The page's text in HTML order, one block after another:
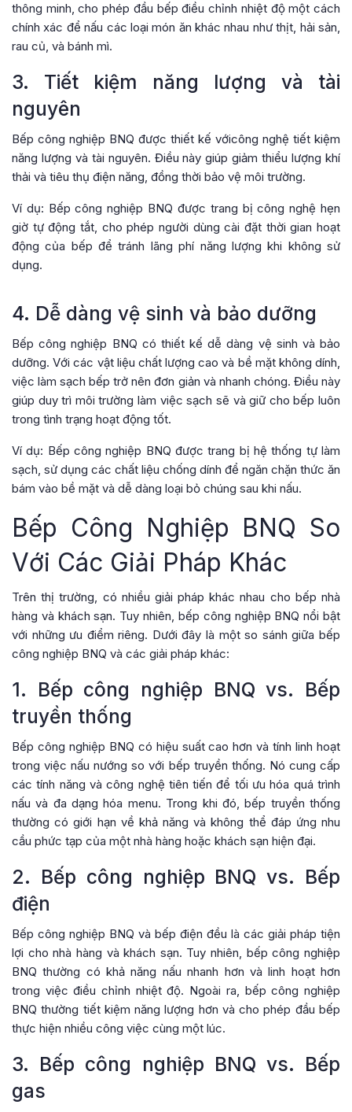
thông minh, cho phép đầu bếp điều chỉnh nhiệt độ một cách
chính xác để nấu các loại món ăn khác nhau như thịt, hải sản,
rau củ, và bánh mì.
3. Tiết kiệm năng lượng và tài
nguyên
Bếp công nghiệp BNQ được thiết kế vớicông nghệ tiết kiệm
năng lượng và tài nguyên. Điều này giúp giảm thiểu lượng khí
thải và tiêu thụ điện năng, đồng thời bảo vệ môi trường.
Ví dụ: Bếp công nghiệp BNQ được trang bị công nghệ hẹn
giờ tự động tắt, cho phép người dùng cài đặt thời gian hoạt
động của bếp để tránh lãng phí năng lượng khi không sử
dụng.
4. Dễ dàng vệ sinh và bảo dưỡng
Bếp công nghiệp BNQ có thiết kế dễ dàng vệ sinh và bảo
dưỡng. Với các vật liệu chất lượng cao và bề mặt không dính,
việc làm sạch bếp trở nên đơn giản và nhanh chóng. Điều này
giúp duy trì môi trường làm việc sạch sẽ và giữ cho bếp luôn
trong tình trạng hoạt động tốt.
Ví dụ: Bếp công nghiệp BNQ được trang bị hệ thống tự làm
sạch, sử dụng các chất liệu chống dính để ngăn chặn thức ăn
bám vào bề mặt và dễ dàng loại bỏ chúng sau khi nấu.
Bếp Công Nghiệp BNQ So
Với Các Giải Pháp Khác
Trên thị trường, có nhiều giải pháp khác nhau cho bếp nhà
hàng và khách sạn. Tuy nhiên, bếp công nghiệp BNQ nổi bật
với những ưu điểm riêng. Dưới đây là một so sánh giữa bếp
công nghiệp BNQ và các giải pháp khác:
1. Bếp công nghiệp BNQ vs. Bếp
truyền thống
Bếp công nghiệp BNQ có hiệu suất cao hơn và tính linh hoạt
trong việc nấu nướng so với bếp truyền thống. Nó cung cấp
các tính năng và công nghệ tiên tiến để tối ưu hóa quá trình
nấu và đa dạng hóa menu. Trong khi đó, bếp truyền thống
thường có giới hạn về khả năng và không thể đáp ứng nhu
cầu phức tạp của một nhà hàng hoặc khách sạn hiện đại.
2. Bếp công nghiệp BNQ vs. Bếp
điện
Bếp công nghiệp BNQ và bếp điện đều là các giải pháp tiện
lợi cho nhà hàng và khách sạn. Tuy nhiên, bếp công nghiệp
BNQ thường có khả năng nấu nhanh hơn và linh hoạt hơn
trong việc điều chỉnh nhiệt độ. Ngoài ra, bếp công nghiệp
BNQ thường tiết kiệm năng lượng hơn và cho phép đầu bếp
thực hiện nhiều công việc cùng một lúc.
3. Bếp công nghiệp BNQ vs. Bếp
gas